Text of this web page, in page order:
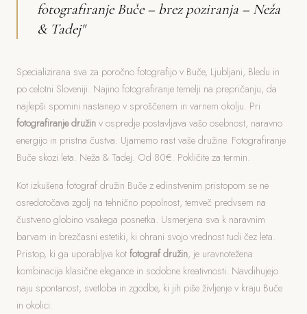
fotografiranje Buče – brez poziranja – Neža
& Tadej"
Specializirana sva za poročno fotografijo v Buče, Ljubljani, Bledu in
po celotni Sloveniji. Najino fotografiranje temelji na prepričanju, da
najlepši spomini nastanejo v sproščenem in varnem okolju. Pri
fotografiranje družin v ospredje postavljava vašo osebnost, naravno
energijo in pristna čustva. Ujamemo rast vaše družine. Fotografiranje
Buče skozi leta. Neža & Tadej. Od 80€. Pokličite za termin.
Kot izkušena fotograf družin Buče z edinstvenim pristopom se ne
osredotočava zgolj na tehnično popolnost, temveč predvsem na
čustveno globino vsakega posnetka. Usmerjena sva k naravnim
barvam in brezčasni estetiki, ki ohrani svojo vrednost tudi čez leta.
Pristop, ki ga uporabljva kot fotograf družin, je uravnotežena
kombinacija klasične elegance in sodobne kreativnosti. Navdihujejo
naju spontanost, svetloba in zgodbe, ki jih piše življenje v kraju Buče
in okolici.